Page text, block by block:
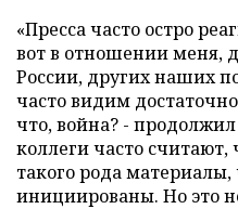
«Пресса часто остро
вот в отношении меня,
России, других наших
часто видим
что, война? -
коллеги часто считают,
такого рода
инициированы. Но это